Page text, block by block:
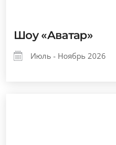
Шоу «Аватар»
Июль - Ноябрь 2026